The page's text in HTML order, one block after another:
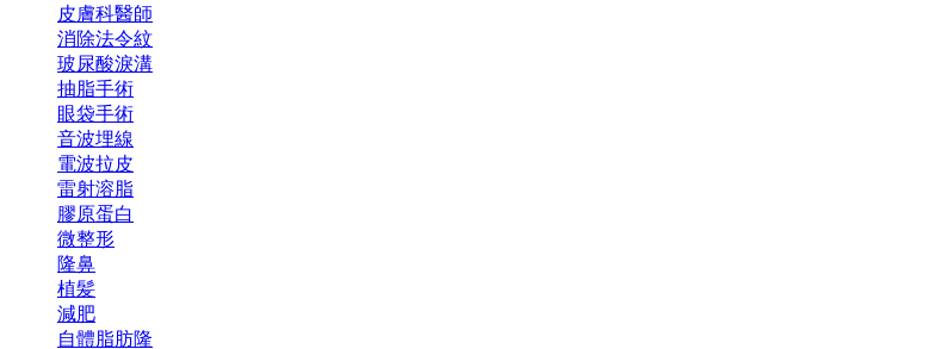
皮膚科醫師
消除法令紋
玻尿酸淚溝
抽脂手術
眼袋手術
音波埋線
電波拉皮
雷射溶脂
膠原蛋白
微整形
隆鼻
植髪
減肥
自體脂肪隆